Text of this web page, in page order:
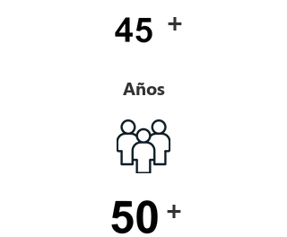
+
Años
+